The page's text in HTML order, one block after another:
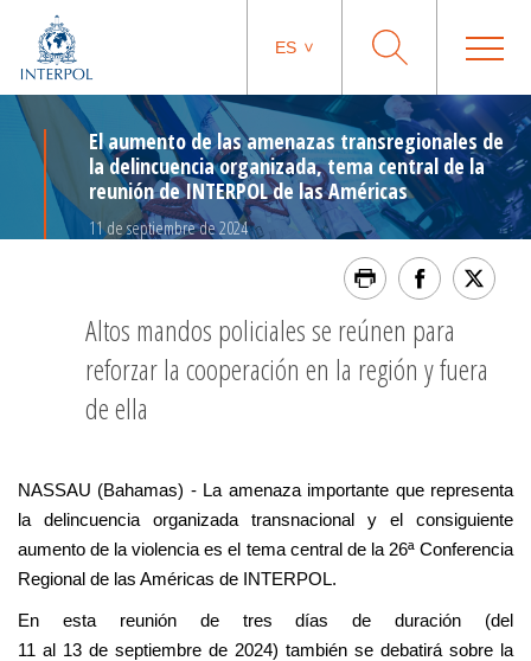
ES
El aumento de las amenazas transregionales de
la delincuencia organizada, tema central de la
reunión de INTERPOL de las Américas
11 de septiembre de 2024
Altos mandos policiales se reúnen para
reforzar la cooperación en la región y fuera
de ella
NASSAU (Bahamas) - La amenaza importante que representa
la delincuencia organizada transnacional y el consiguiente
aumento de la violencia es el tema central de la 26ª Conferencia
Regional de las Américas de INTERPOL.
En esta reunión de tres días de duración (del
11 al 13 de septiembre de 2024) también se debatirá sobre la